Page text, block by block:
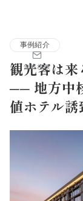
無料相談
株式会社アルフ
事例紹介
観光客は
── 地方中
値ホテル